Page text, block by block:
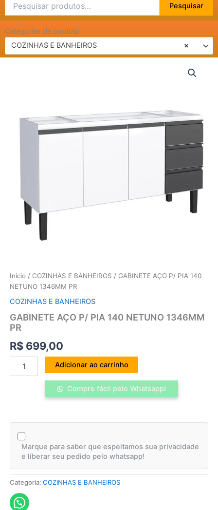
por:
Pesquisar
Categorias de produto
×
COZINHAS E BANHEIROS
Início / COZINHAS E BANHEIROS / GABINETE AÇO P/ PIA 140
NETUNO 1346MM PR
COZINHAS E BANHEIROS
GABINETE AÇO P/ PIA 140 NETUNO 1346MM
PR
R$ 699,00
1346MM
Adicionar ao carrinho
Compre fácil pelo Whatsapp!
Marque para saber que espeitamos sua privacidade
e liberar seu pedido pelo whatsapp!
Categoria: COZINHAS E BANHEIROS